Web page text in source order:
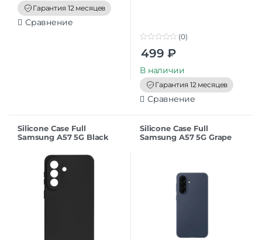
f
5
Гарантия 12 месяцев
Сравнение
o
t
o
f
5
(0)
499 ₽
В наличии
Гарантия 12 месяцев
Сравнение
Silicone Case Full
Samsung A57 5G Black
Silicone Case Full
Samsung A57 5G Grape